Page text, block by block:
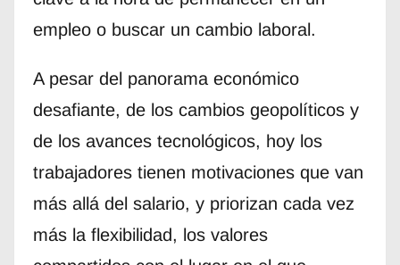
empleo o buscar un cambio laboral.
A pesar del panorama económico
desafiante, de los cambios geopolíticos y
de los avances tecnológicos, hoy los
trabajadores tienen motivaciones que van
más allá del salario, y priorizan cada vez
más la flexibilidad, los valores